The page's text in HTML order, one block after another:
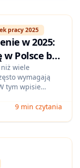
pracy 2025
w 2025:
Polsce bez
wiele
wymagają
tym wpisie
jak
9 min czytania